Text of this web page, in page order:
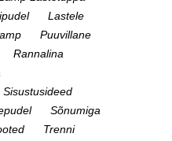
Lastele
Puuvillane
Rannalina
Sisustusideed
Sõnumiga
Trenni